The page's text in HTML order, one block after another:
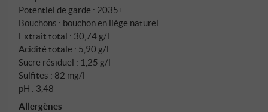
Potentiel de garde : 2035+
Bouchons : bouchon en liège naturel
Extrait total : 30,74 g/l
Acidité totale : 5,90 g/l
Sucre résiduel : 1,25 g/l
Sulfites : 82 mg/l
pH : 3,48
Allergènes